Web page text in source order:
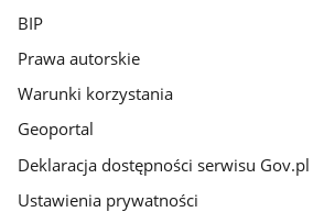
BIP
Prawa autorskie
Warunki korzystania
Geoportal
Deklaracja dostępności serwisu Gov.pl
Ustawienia prywatności